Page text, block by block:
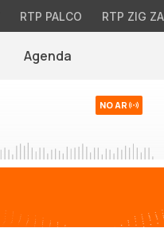
RTP PALCO RTP ZIG
Agenda
NO AR